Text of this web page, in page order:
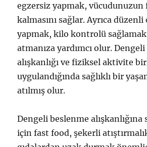
egzersiz yapmak, vücudunuzun
kalmasını sağlar. Ayrıca
yapmak, kilo kontrolü
atmanıza yardımcı olur.
alışkanlığı ve fiziksel aktivite
uygulandığında sağlıklı bir
atılmış olur.
Dengeli beslenme
için fast food, şekerli